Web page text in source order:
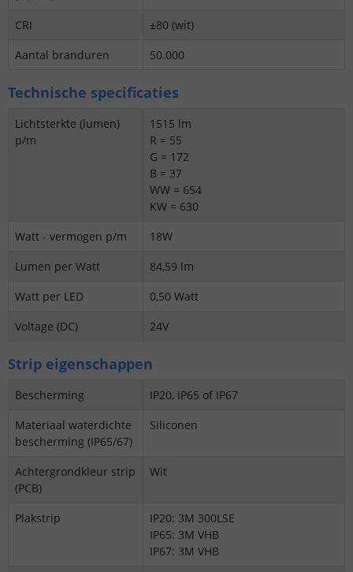
CRI
±80 (wit)
Aantal branduren
50.000
Technische specificaties
Lichtsterkte (lumen)
p/m
1515 lm
R = 55
G = 172
B = 37
WW = 654
KW = 630
Watt - vermogen p/m
18W
Lumen per Watt
84,59 lm
Watt per LED
0,50 Watt
Voltage (DC)
24V
Strip eigenschappen
Bescherming
IP20, IP65 of IP67
Materiaal waterdichte
bescherming (IP65/67)
Siliconen
Achtergrondkleur strip
(PCB)
Wit
Plakstrip
IP20: 3M 300LSE
IP65: 3M VHB
IP67: 3M VHB